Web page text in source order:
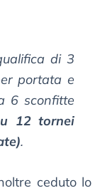
di 3
portata e
6 sconfitte
12 tornei
.
ceduto lo